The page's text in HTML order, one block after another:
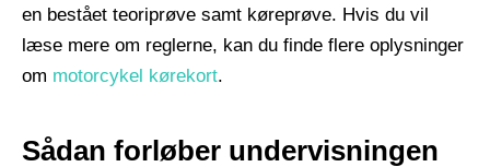
en bestået teoriprøve samt køreprøve. Hvis du vil
læse mere om reglerne, kan du finde flere oplysninger
om motorcykel kørekort.
Sådan forløber undervisningen